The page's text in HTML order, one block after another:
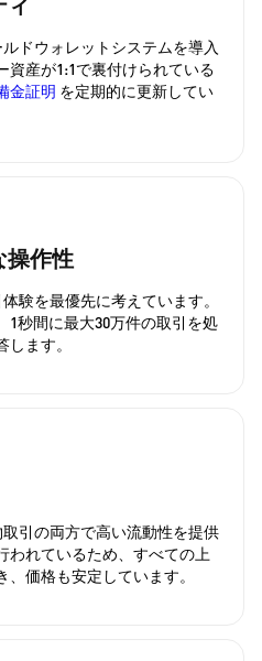
ドウォレットシステムを導入
資産が1:1で裏付けられている
金証明 を定期的に更新してい
操作性
験を最優先に考えています。
1秒間に最大30万件の取引を処
ます。
引の両方で高い流動性を提供
われているため、すべての上
価格も安定しています。